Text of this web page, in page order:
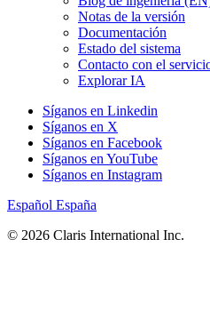
Notas de la versión
Documentación
Estado del sistema
Contacto con el
Explorar IA
Síganos en Linkedin
Síganos en X
Síganos en Facebook
Síganos en YouTube
Síganos en Instagram
Español España
© 2026 Claris International Inc.